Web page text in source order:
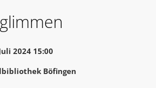
2024 15:00
Böfingen